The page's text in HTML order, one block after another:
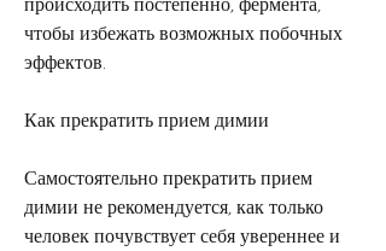
чтобы избежать возможных побочных
эффектов.
Как прекратить прием димии
Самостоятельно прекратить прием
димии не рекомендуется, как только
человек почувствует себя увереннее и